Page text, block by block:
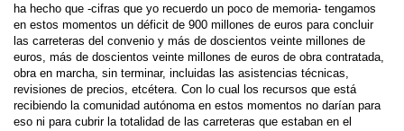
ha hecho que -cifras que yo recuerdo un poco de memoria- tengamos
en estos momentos un déficit de 900 millones de euros para concluir
las carreteras del convenio y más de doscientos veinte millones de
euros, más de doscientos veinte millones de euros de obra contratada,
obra en marcha, sin terminar, incluidas las asistencias técnicas,
revisiones de precios, etcétera. Con lo cual los recursos que está
recibiendo la comunidad autónoma en estos momentos no darían para
eso ni para cubrir la totalidad de las carreteras que estaban en el